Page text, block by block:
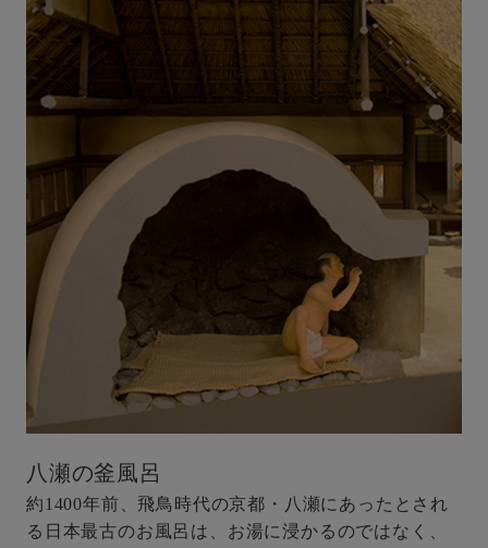
八瀬の釜風呂
約1400年前、飛鳥時代の京都・八瀬にあったとされ
る日本最古のお風呂は、お湯に浸かるのではなく、